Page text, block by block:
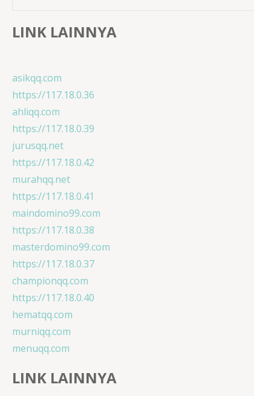
LINK LAINNYA
asikqq.com
https://117.18.0.36
ahliqq.com
https://117.18.0.39
jurusqq.net
https://117.18.0.42
murahqq.net
https://117.18.0.41
maindomino99.com
https://117.18.0.38
masterdomino99.com
https://117.18.0.37
championqq.com
https://117.18.0.40
hematqq.com
murniqq.com
menuqq.com
LINK LAINNYA